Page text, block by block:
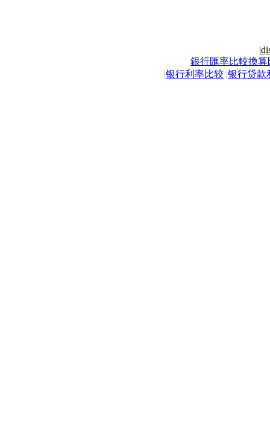
|
銀行匯率比較換算
|银行利率比较 |银行贷款